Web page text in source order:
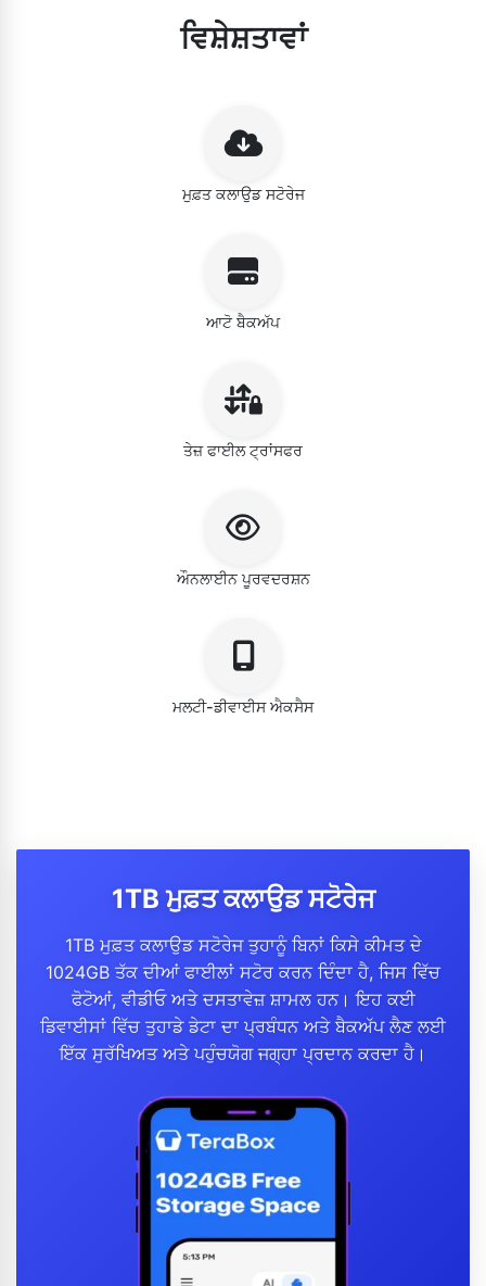
ਵਿਸ਼ੇਸ਼ਤਾਵਾਂ
ਮੁਫ਼ਤ ਕਲਾਉਡ ਸਟੋਰੇਜ
ਆਟੋ ਬੈਕਅੱਪ
ਤੇਜ਼ ਫਾਈਲ ਟ੍ਰਾਂਸਫਰ
ਔਨਲਾਈਨ ਪੂਰਵਦਰਸ਼ਨ
ਮਲਟੀ-ਡੀਵਾਈਸ ਐਕਸੈਸ
1TB ਮੁਫ਼ਤ ਕਲਾਉਡ ਸਟੋਰੇਜ
1TB ਮੁਫ਼ਤ ਕਲਾਉਡ ਸਟੋਰੇਜ ਤੁਹਾਨੂੰ ਬਿਨਾਂ ਕਿਸੇ ਕੀਮਤ ਦੇ
1024GB ਤੱਕ ਦੀਆਂ ਫਾਈਲਾਂ ਸਟੋਰ ਕਰਨ ਦਿੰਦਾ ਹੈ, ਜਿਸ ਵਿੱਚ
ਫੋਟੋਆਂ, ਵੀਡੀਓ ਅਤੇ ਦਸਤਾਵੇਜ਼ ਸ਼ਾਮਲ ਹਨ। ਇਹ ਕਈ
ਡਿਵਾਈਸਾਂ ਵਿੱਚ ਤੁਹਾਡੇ ਡੇਟਾ ਦਾ ਪ੍ਰਬੰਧਨ ਅਤੇ ਬੈਕਅੱਪ ਲੈਣ ਲਈ
ਇੱਕ ਸੁਰੱਖਿਅਤ ਅਤੇ ਪਹੁੰਚਯੋਗ ਜਗ੍ਹਾ ਪ੍ਰਦਾਨ ਕਰਦਾ ਹੈ।